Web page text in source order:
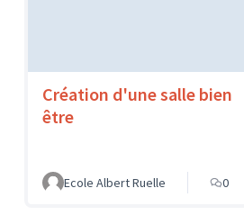
Création d'une salle bien
être
Ecole Albert Ruelle 0